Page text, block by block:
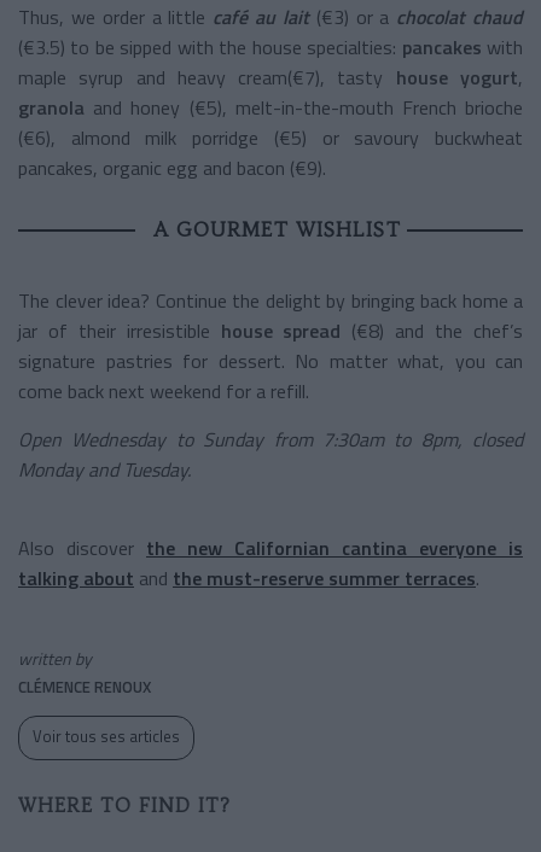
Thus, we order a little café au lait (€3) or a chocolat chaud
(€3.5) to be sipped with the house specialties: pancakes with
maple syrup and heavy cream(€7), tasty house yogurt,
granola and honey (€5), melt-in-the-mouth French brioche
(€6), almond milk porridge (€5) or savoury buckwheat
pancakes, organic egg and bacon (€9).
A GOURMET WISHLIST
The clever idea? Continue the delight by bringing back home a
jar of their irresistible house spread (€8) and the chef’s
signature pastries for dessert. No matter what, you can
come back next weekend for a refill.
Open Wednesday to Sunday from 7:30am to 8pm, closed
Monday and Tuesday.
Also discover the new Californian cantina everyone is
talking about and the must-reserve summer terraces.
written by
CLÉMENCE RENOUX
Voir tous ses articles
WHERE TO FIND IT?